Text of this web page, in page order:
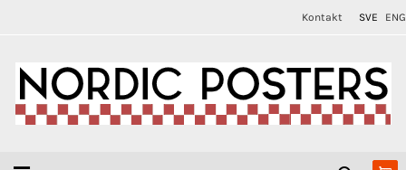
Kontakt SVE ENG